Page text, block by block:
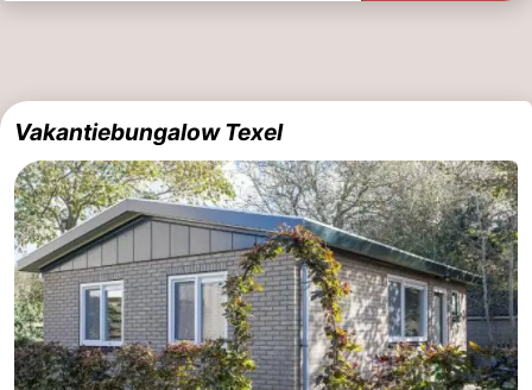
Vakantiebungalow Texel